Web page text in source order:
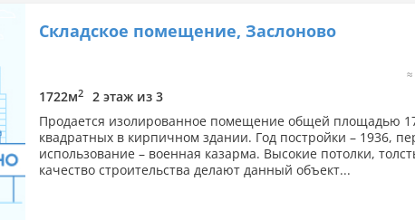
Складское помещение, Заслоново
1722м2
2 этаж из 3
Продается изолированное помещение общей площадью
квадратных в кирпичном здании. Год постройки – 1936,
использование – военная казарма. Высокие потолки,
качество строительства делают данный объект...